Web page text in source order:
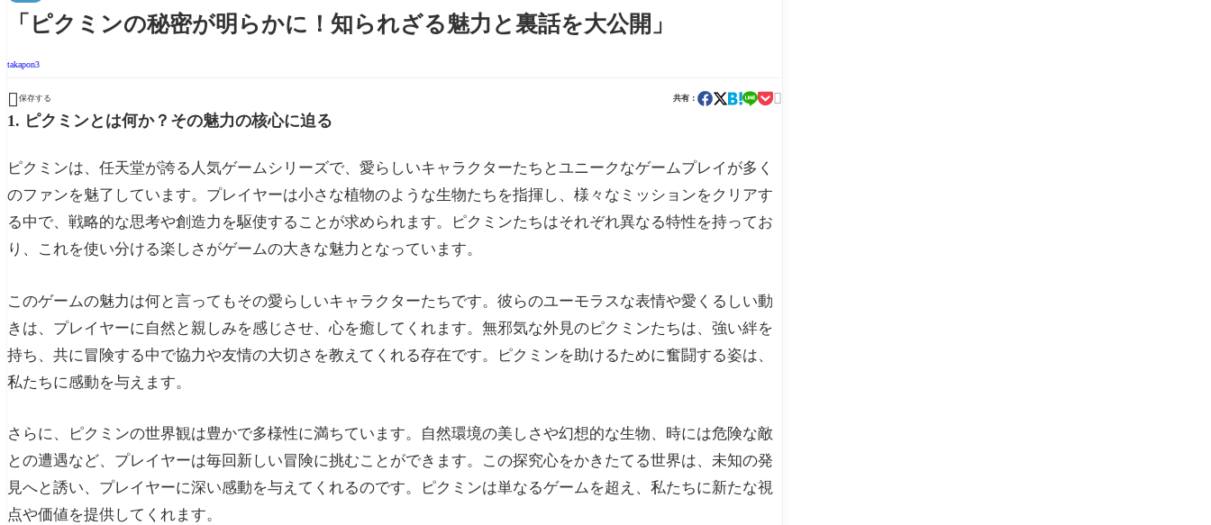
「ピクミンの秘密が明らかに！知られざる魅力と裏話を大公開」
takapon3
 保存する 共有： 
1. ピクミンとは何か？その魅力の核心に迫る
ピクミンは、任天堂が誇る人気ゲームシリーズで、愛らしいキャラクターたちとユニークなゲームプレイが多く
のファンを魅了しています。プレイヤーは小さな植物のような生物たちを指揮し、様々なミッションをクリアす
る中で、戦略的な思考や創造力を駆使することが求められます。ピクミンたちはそれぞれ異なる特性を持ってお
り、これを使い分ける楽しさがゲームの大きな魅力となっています。
このゲームの魅力は何と言ってもその愛らしいキャラクターたちです。彼らのユーモラスな表情や愛くるしい動
きは、プレイヤーに自然と親しみを感じさせ、心を癒してくれます。無邪気な外見のピクミンたちは、強い絆を
持ち、共に冒険する中で協力や友情の大切さを教えてくれる存在です。ピクミンを助けるために奮闘する姿は、
私たちに感動を与えます。
さらに、ピクミンの世界観は豊かで多様性に満ちています。自然環境の美しさや幻想的な生物、時には危険な敵
との遭遇など、プレイヤーは毎回新しい冒険に挑むことができます。この探究心をかきたてる世界は、未知の発
見へと誘い、プレイヤーに深い感動を与えてくれるのです。ピクミンは単なるゲームを超え、私たちに新たな視
点や価値を提供してくれます。